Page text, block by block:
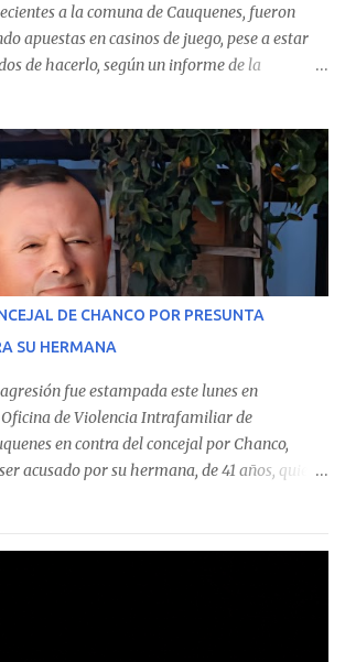
a la comuna de Cauquenes, fueron
apuestas en casinos de juego, pese a estar
de hacerlo, según un informe de la
funcionarios —quienes administran o
efectuaron transacciones por un
entre enero de 2024 y junio de 2025.
se indica que en la comuna de Cauquenes se
involucrados en este tipo de
se precisa que uno de los casos
de la Municipalidad de Chanco,
a la normativa vigente. El informe
cantidad de dinero apostado se registró en
DE CHANCO POR PRESUNTA
SU HERMANA
fue estampada este lunes en
Oficina de Violencia Intrafamiliar de
en contra del concejal por Chanco,
acusado por su hermana, de 41 años, quien
ocurrieron cerca de las 11:30 horas en el